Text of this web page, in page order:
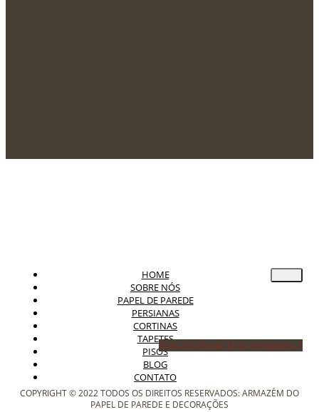
HOME
SOBRE NÓS
PAPEL DE PAREDE
PERSIANAS
CORTINAS
TAPETES
PISOS
BLOG
CONTATO
Icon-facebook Icon-instagram-1
COPYRIGHT © 2022 TODOS OS DIREITOS RESERVADOS: ARMAZÉM DO
PAPEL DE PAREDE E DECORAÇÕES